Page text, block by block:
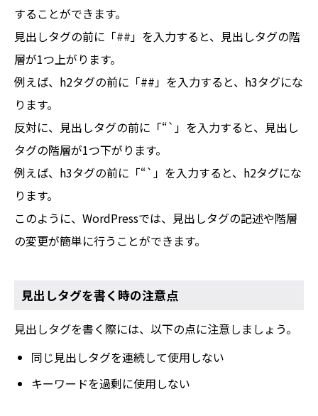
することができます。
見出しタグの前に「##」を入力すると、見出しタグの階
層が1つ上がります。
例えば、h2タグの前に「##」を入力すると、h3タグにな
ります。
反対に、見出しタグの前に「“`」を入力すると、見出し
タグの階層が1つ下がります。
例えば、h3タグの前に「“`」を入力すると、h2タグにな
ります。
このように、WordPressでは、見出しタグの記述や階層
の変更が簡単に行うことができます。
見出しタグを書く時の注意点
見出しタグを書く際には、以下の点に注意しましょう。
同じ見出しタグを連続して使用しない
キーワードを過剰に使用しない